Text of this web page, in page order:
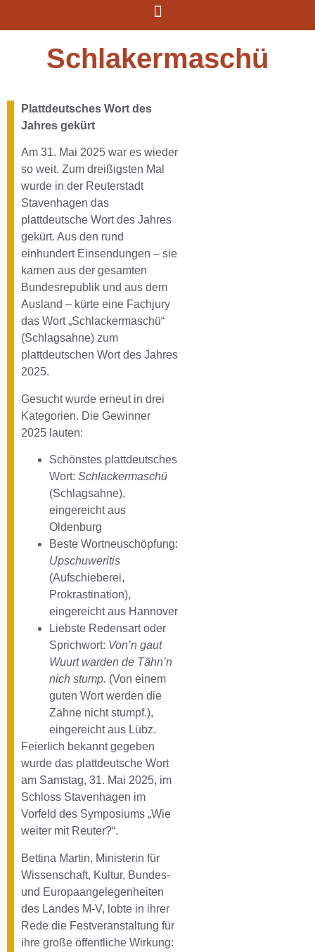
Schlakermaschü
Plattdeutsches Wort des
Jahres gekürt
Am 31. Mai 2025 war es wieder
so weit. Zum dreißigsten Mal
wurde in der Reuterstadt
Stavenhagen das
plattdeutsche Wort des Jahres
gekürt. Aus den rund
einhundert Einsendungen – sie
kamen aus der gesamten
Bundesrepublik und aus dem
Ausland – kürte eine Fachjury
das Wort „Schlackermaschü“
(Schlagsahne) zum
plattdeutschen Wort des Jahres
2025.
Gesucht wurde erneut in drei
Kategorien. Die Gewinner
2025 lauten:
Schönstes plattdeutsches
Wort: Schlackermaschü
(Schlagsahne),
eingereicht aus
Oldenburg
Beste Wortneuschöpfung:
Upschuweritis
(Aufschieberei,
Prokrastination),
eingereicht aus Hannover
Liebste Redensart oder
Sprichwort: Von’n gaut
Wuurt warden de Tähn’n
nich stump. (Von einem
guten Wort werden die
Zähne nicht stumpf.),
eingereicht aus Lübz.
Feierlich bekannt gegeben
wurde das plattdeutsche Wort
am Samstag, 31. Mai 2025, im
Schloss Stavenhagen im
Vorfeld des Symposiums „Wie
weiter mit Reuter?“.
Bettina Martin, Ministerin für
Wissenschaft, Kultur, Bundes-
und Europaangelegenheiten
des Landes M-V, lobte in ihrer
Rede die Festveranstaltung für
ihre große öffentliche Wirkung: